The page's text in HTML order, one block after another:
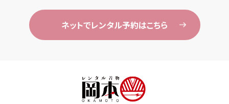
ネットでレンタル予約はこちら